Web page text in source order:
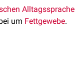
Alltagssprache
um Fettgewebe.